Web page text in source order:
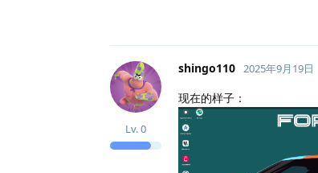
shingo110
Lv.0
2025年9月19日
现在的样子：